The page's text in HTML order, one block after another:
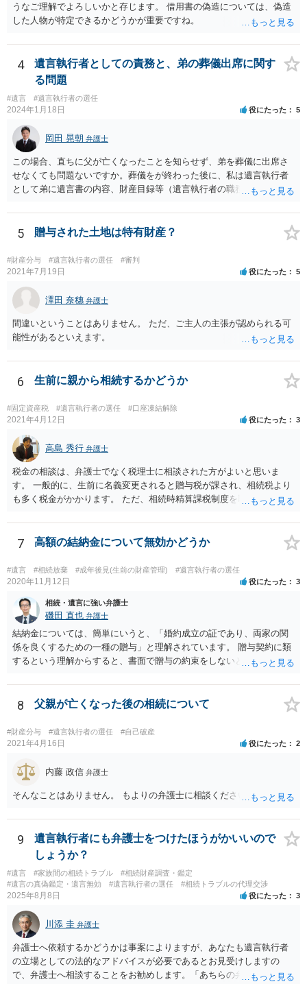
うなご理解でよろしいかと存じます。 借用書の偽造については、偽造
した人物が特定できるかどうかが重要ですね。
4
遺言執行者としての責務と、弟の葬儀出席に関す
る問題
#遺言 #遺言執行者の選任
2024年1月18日 役にたった 5
岡田 晃朝 弁護士
この場合、直ちに父が亡くなったことを知らせず、弟を葬儀に出席さ
せなくても問題ないですか。葬儀をが終わった後に、私は遺言執行者
として弟に遺言書の内容、財産目録等（遺言執行者の職務）を知らせ
るかは喪主の自由です。 呼ばなくてもかまいません。 そもそも、そう
いう法律関係にありません。 遺言の内容と遺産の総額の通知、公正証
で、対応しましょう。 そのあとは遺留分の請求などがあればそれへの
対応となるでしょう。
5 贈与された土地は特有財産？
#財産分与 #遺言執行者の選任 #審判
2021年7月19日 役にたった 5
澤田 奈穗 弁護士
間違いということはありません。 ただ、ご主人の主張が認められる可
能性があるといえます。
6 生前に親から相続するかどうか
#固定資産税 #遺言執行者の選任 #口座凍結解除
2021年4月12日 役にたった 3
高島 秀行 弁護士
税金の相談は、弁護士でなく税理士に相談された方がよいと思いま
す。 一般的に、生前に名義変更されると贈与税が課され、相続税より
も多く税金がかかります。 ただ、相続時精算課税制度を取れば、実質
ういう場合にどれくらい税金がかかるか計算してもらって どういう方
針を取るか決められたらよいと思います。
7 高額の結納金について無効かどうか
#遺言 #相続放棄 #成年後見(生前の財産管理) #遺言執行者の選任
2020年11月12日 役にたった 3
相続・遺言に強い弁護士
磯田 直也 弁護士
結納金については、簡単にいうと、「婚約成立の証であり、両家の関
係を良くするための一種の贈与」と理解されています。 贈与契約に類
するという理解からすると、書面で贈与の約束をしないと相手方は支
ことは困難です。 くれぐれも今後お気をつけください。 弁護士に対応
を依頼されるのも悪くはありませんが、感情的な理由が強いと思いま
8 父親が亡くなった後の相続について
#財産分与 #遺言執行者の選任 #自己破産
2021年4月16日 役にたった 2
内藤 政信 弁護士
そんなことはありません。 もよりの弁護士に相談ください。
9
遺言執行者にも弁護士をつけたほうがかいいので
しょうか？
#遺言 #家族間の相続トラブル
#相続財産調査・鑑定
#遺言の真偽鑑定・遺言無効
#遺言執行者の選任 #相続トラブルの代理交渉
2025年8月8日 役にたった 3
川添 圭 弁護士
弁護士へ依頼するかどうかは事案によりますが、あなたも遺言執行者
の立場としての法的なアドバイスが必要であるとお見受けしますの
で、弁護士へ相談することをお勧めします。「あちらの弁護士」（元